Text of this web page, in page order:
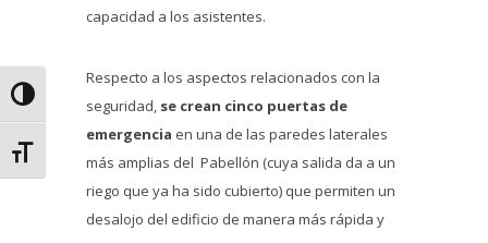
Alternar alto contraste
Alternar tamaño de letra
capacidad a los asistentes.
Respecto a los aspectos relacionados con la
seguridad, se crean cinco puertas de
emergencia en una de las paredes laterales
más amplias del Pabellón (cuya salida da a un
riego que ya ha sido cubierto) que permiten un
desalojo del edificio de manera más rápida y